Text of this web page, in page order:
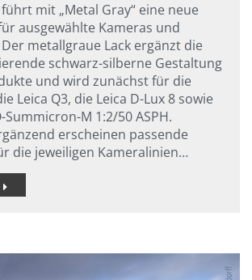
mit „Metal Gray“ eine neue
ausgewählte Kameras und
metallgraue Lack ergänzt die
schwarz-silberne Gestaltung
und wird zunächst für die
Leica Q3, die Leica D-Lux 8 sowie
Summicron-M 1:2/50 ASPH.
erscheinen passende
die jeweiligen Kameralinien…